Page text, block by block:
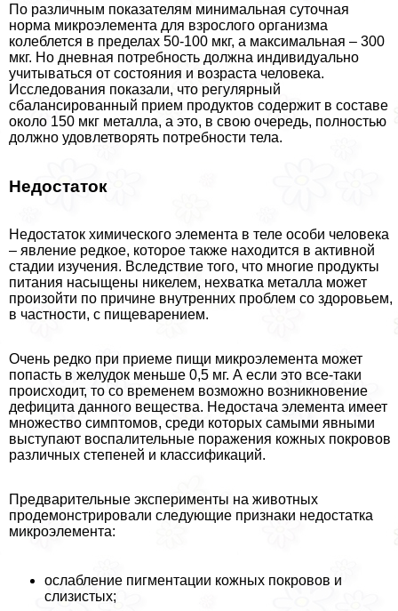
По различным показателям минимальная суточная
норма микроэлемента для взрослого организма
колeблется в пределах 50-100 мкг, а максимальная – 300
мкг. Но дневная потребность должна индивидуально
учитываться от состояния и возраста человека.
Исследования показали, что регулярный
сбалансированный прием продуктов содержит в составе
около 150 мкг металла, а это, в свою очередь, полностью
должно удовлетворять потребности тела.
Недостаток
Недостаток химического элемента в теле особи человека
– явление редкое, которое также находится в активной
стадии изучения. Вследствие того, что многие продукты
питания насыщены никелем, нехватка металла может
произойти по причине внутренних проблем со здоровьем,
в частности, с пищеварением.
Очень редко при приеме пищи микроэлемента может
попасть в желудок меньше 0,5 мг. А если это все-таки
происходит, то со временем возможно возникновение
дефицита данного вещества. Недостача элемента имеет
множество симптомов, среди которых самыми явными
выступают воспалительные поражения кожных покровов
различных степеней и классификаций.
Предварительные эксперименты на животных
продемонстрировали следующие признаки недостатка
микроэлемента:
ослабление пигментации кожных покровов и
слизистых;